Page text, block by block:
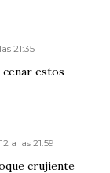
21:35
cenar estos
a las 21:59
crujiente